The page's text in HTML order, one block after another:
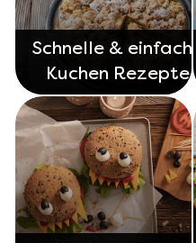
Schnelle & einfache
Kuchen Rezepte